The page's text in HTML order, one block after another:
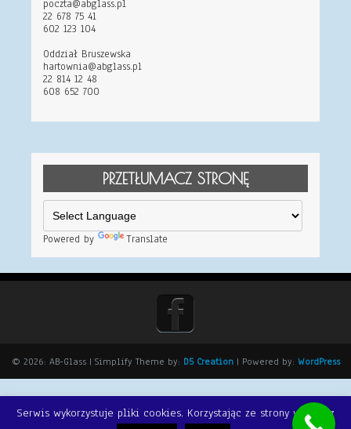
poczta@abglass.pl
22 678 75 41
602 123 104
Oddział Bruszewska
hartownia@abglass.pl
22 814 12 48
608 652 700
PRZETŁUMACZ STRONĘ
Powered by Translate
© 2026: AB-Glass | Simplify Theme by: D5 Creation| Powered by: WordPress
Serwis wykorzystuje pliki cookies. Korzystając ze strony wyrażasz